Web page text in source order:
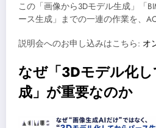
この「画像から3Dモデル生成」「
ース生成」までの一連の作業を、
説明会へのお申し込みはこちら: オ
なぜ「3Dモデル化
成」が重要なのか